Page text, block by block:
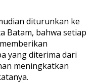
diturunkan ke
Batam, bahwa setiap
yang diterima dari
meningkatkan